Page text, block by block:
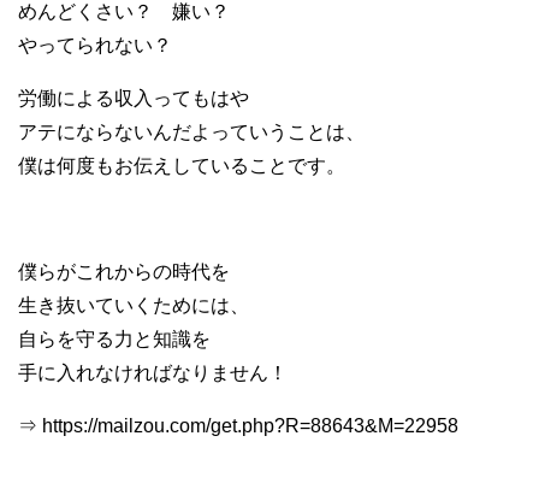
めんどくさい？ 嫌い？
やってられない？
労働による収入ってもはや
アテにならないんだよっていうことは、
僕は何度もお伝えしていることです。
僕らがこれからの時代を
生き抜いていくためには、
自らを守る力と知識を
手に入れなければなりません！
⇒ https://mailzou.com/get.php?R=88643&M=22958